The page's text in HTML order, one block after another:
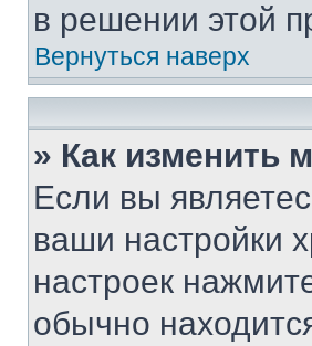
в решении этой
Вернуться наверх
» Как изменить
Если вы
ваши настройки
настроек
обычно